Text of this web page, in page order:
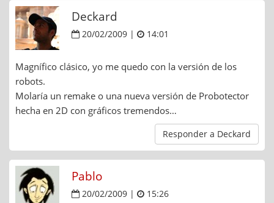
Deckard
20/02/2009 | 14:01
Magnífico clásico, yo me quedo con la versión de los
robots.
Molaría un remake o una nueva versión de Probotector
hecha en 2D con gráficos tremendos…
Responder a Deckard
Pablo
20/02/2009 | 15:26